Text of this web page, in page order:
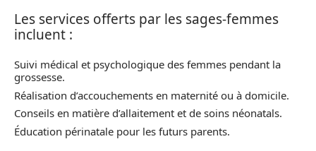
Les services offerts par les sages-femmes
incluent :
Suivi médical et psychologique des femmes pendant la
grossesse.
Réalisation d’accouchements en maternité ou à domicile.
Conseils en matière d’allaitement et de soins néonatals.
Éducation périnatale pour les futurs parents.